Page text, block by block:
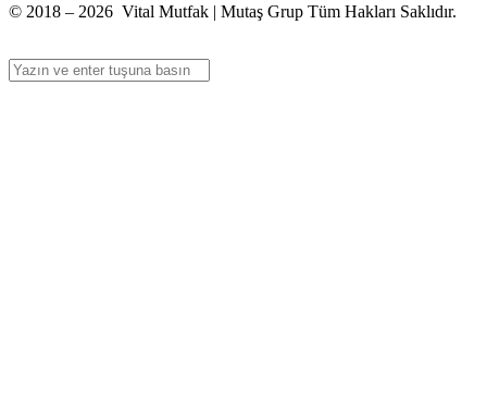
© 2018 – 2026 Vital Mutfak | Mutaş Grup Tüm Hakları Saklıdır.